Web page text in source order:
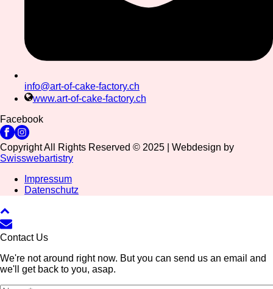
info@art-of-cake-factory.ch
www.art-of-cake-factory.ch
Facebook
Copyright All Rights Reserved © 2025 | Webdesign by
Swisswebartistry
Impressum
Datenschutz
Contact Us
We're not around right now. But you can send us an email and
we'll get back to you, asap.